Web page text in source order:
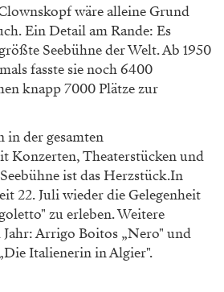
wäre alleine Grund
Ein Detail am Rande: Es
Seebühne der Welt. Ab 1950
fasste sie noch 6400
knapp 7000 Plätze zur
in der gesamten
Konzerten, Theaterstücken und
ist das Herzstück.In
22. Juli wieder die Gelegenheit
zu erleben. Weitere
Jahr: Arrigo Boitos „Nero" und
Italienerin in Algier".